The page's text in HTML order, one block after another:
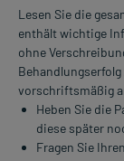
Lesen Sie die
enthält wichtige
ohne
vorschriftsmäßig
Heben Sie die
diese später
Fragen Sie